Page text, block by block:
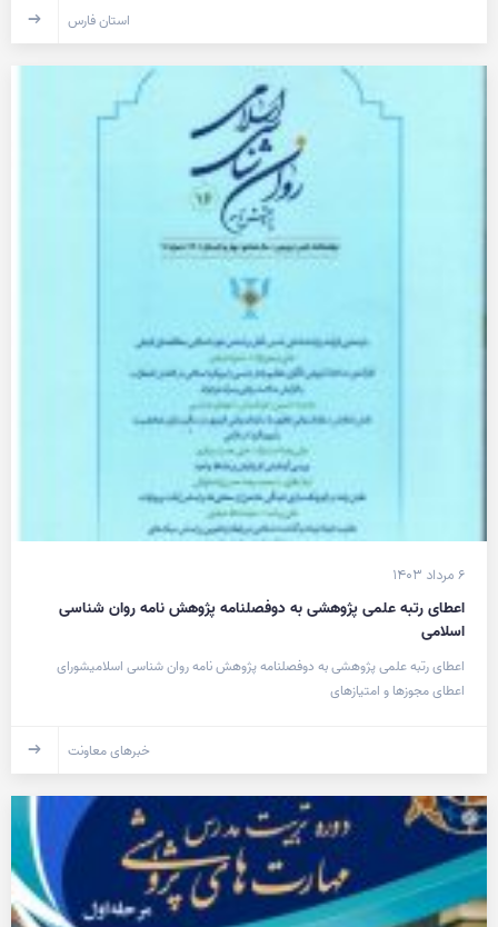
استان فارس
۶ مرداد ۱۴۰۳
اعطای رتبه علمی پژوهشی به دوفصلنامه پژوهش نامه روان شناسی
اسلامی
اعطای رتبه علمی پژوهشی به دوفصلنامه پژوهش نامه روان شناسی اسلامیشورای
اعطای مجوزها و امتیازهای
خبرهای معاونت